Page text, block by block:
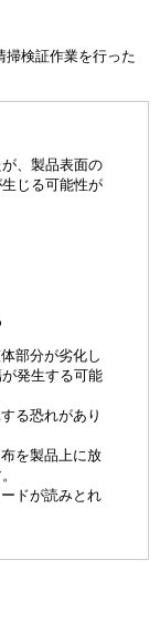
掃検証作業を行った
、製品表面の
じる可能性が
部分が劣化し
発生する可能
る恐れがあり
を製品上に放
ドが読みとれ